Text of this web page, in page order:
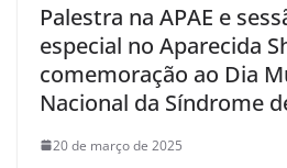
Palestra na APAE e
especial no Aparecida
comemoração ao Dia
Nacional da Síndrome
20 de março de 2025